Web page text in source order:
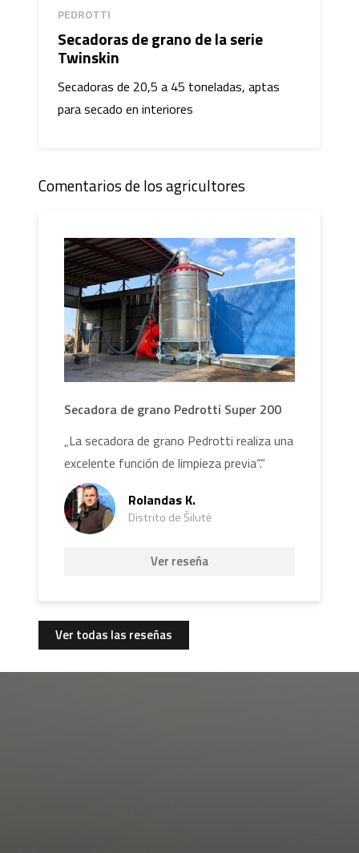
PEDROTTI
Secadoras de grano de la serie
Twinskin
Secadoras de 20,5 a 45 toneladas, aptas
para secado en interiores
Comentarios de los agricultores
Secadora de grano Pedrotti Super 200
„La secadora de grano Pedrotti realiza una
excelente función de limpieza previa“.“
Rolandas K.
Distrito de Šilutė
Ver reseña
Ver todas las reseñas